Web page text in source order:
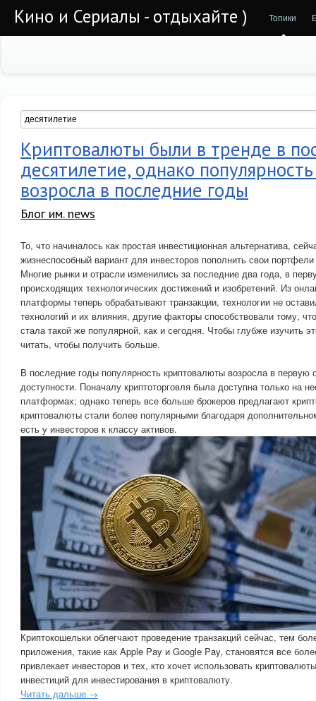
Кино и Сериалы - отдыхайте ) Топики
Криптовалюты были в тренде в
десятилетие, однако
возросла в последние годы
Блог им. news
То, что начиналось как простая инвестиционная альтернатива,
жизнеспособный вариант для инвесторов пополнить свои
Многие рынки и отрасли изменились за последние два года, в
происходящих технологических достижений и изобретений. Из
платформы теперь обрабатывают транзакции, технологии не
технологий и их влияния, другие факторы способствовали тому,
стала такой же популярной, как и сегодня. Чтобы глубже изучить
читать, чтобы получить больше.
В последние годы популярность криптовалюты возросла в первую
доступности. Поначалу криптоторговля была доступна только на
платформах; однако теперь все больше брокеров предлагают
криптовалюты стали более популярными благодаря
есть у инвесторов к классу активов.
Криптокошельки облегчают проведение транзакций сейчас, тем
приложения, такие как Apple Pay и Google Pay, становятся все
привлекает инвесторов и тех, кто хочет использовать
инвестиций для инвестирования в криптовалюту.
Читать дальше →